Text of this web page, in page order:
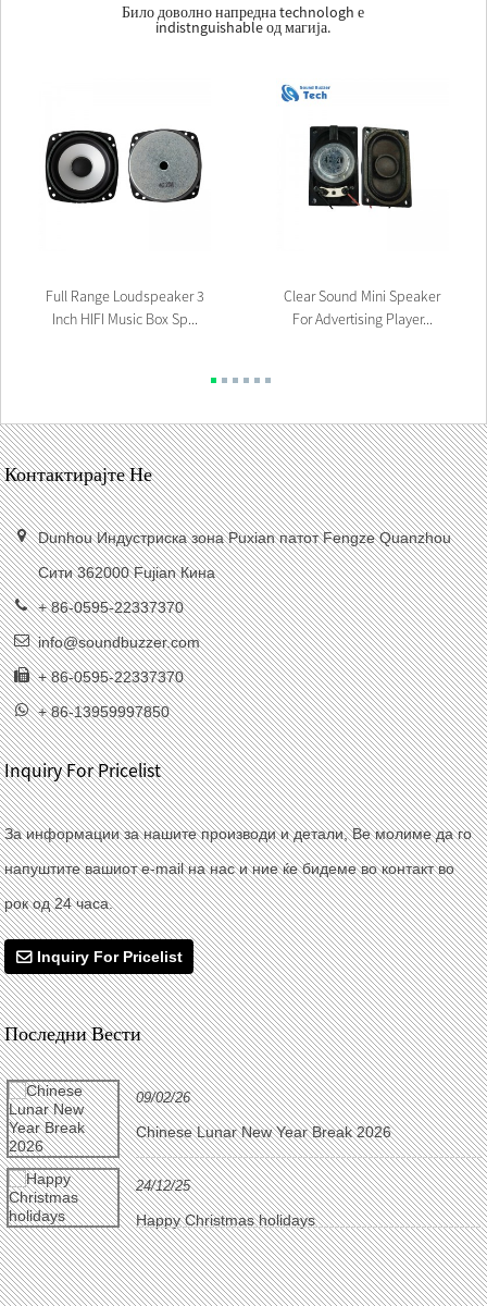
Било доволно напредна technologh е
indistnguishable од магија.
Full Range Loudspeaker 3
Inch HIFI Music Box Sp...
Clear Sound Mini Speaker
For Advertising Player...
Контактирајте Не
Dunhou Индустриска зона Puxian патот Fengze Quanzhou
Сити 362000 Fujian Кина
+ 86-0595-22337370
info@soundbuzzer.com
+ 86-0595-22337370
+ 86-13959997850
Inquiry For Pricelist
За информации за нашите производи и детали, Ве молиме да го
напуштите вашиот e-mail на нас и ние ќе бидеме во контакт во
рок од 24 часа.
Inquiry For Pricelist
Последни Вести
09/02/26
Chinese Lunar New Year Break 2026
24/12/25
Happy Christmas holidays